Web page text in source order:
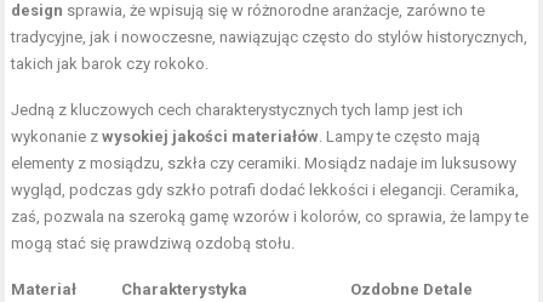
design sprawia, że wpisują się w różnorodne aranżacje, zarówno te
tradycyjne, jak i nowoczesne, nawiązując często do stylów historycznych,
takich jak barok czy rokoko.
Jedną z kluczowych cech charakterystycznych tych lamp jest ich
wykonanie zwysokiej jakości materiałów. Lampy te często mają
elementy z mosiądzu, szkła czy ceramiki. Mosiądz nadaje im luksusowy
wygląd, podczas gdy szkło potrafi dodać lekkości i elegancji. Ceramika,
zaś, pozwala na szeroką gamę wzorów i kolorów, co sprawia, że lampy te
mogą stać się prawdziwą ozdobą stołu.
Materiał Charakterystyka Ozdobne Detale